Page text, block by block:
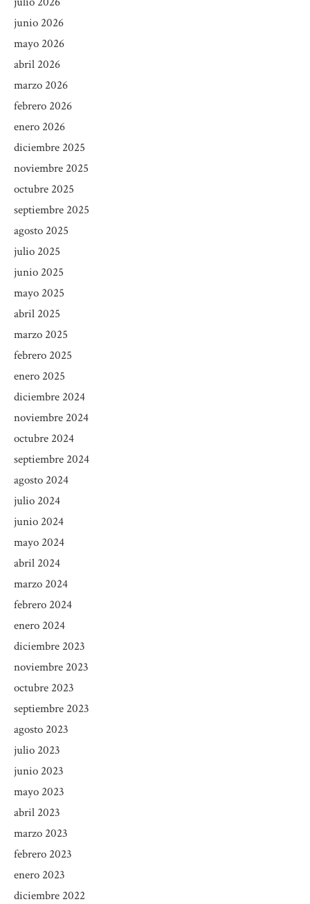
junio 2026
mayo 2026
abril 2026
marzo 2026
febrero 2026
enero 2026
diciembre 2025
noviembre 2025
octubre 2025
septiembre 2025
agosto 2025
julio 2025
junio 2025
mayo 2025
abril 2025
marzo 2025
febrero 2025
enero 2025
diciembre 2024
noviembre 2024
octubre 2024
septiembre 2024
agosto 2024
julio 2024
junio 2024
mayo 2024
abril 2024
marzo 2024
febrero 2024
enero 2024
diciembre 2023
noviembre 2023
octubre 2023
septiembre 2023
agosto 2023
julio 2023
junio 2023
mayo 2023
abril 2023
marzo 2023
febrero 2023
enero 2023
diciembre 2022